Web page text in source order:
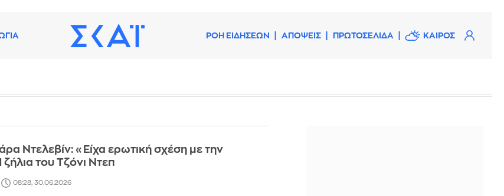
ΡΟΗ ΕΙΔΗΣΕΩΝ ΑΠΟΨΕΙΣ ΠΡΩΤΟΣΕΛΙΔΑ ΚΑΙΡΟΣ
Ντελεβίν: «Είχα ερωτική σχέση με την
του Τζόνι Ντεπ
08:28, 30.06.2026